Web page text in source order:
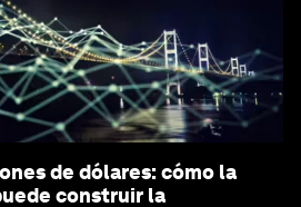
de dólares: cómo la
construir la